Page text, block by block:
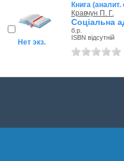
Нет экз.
Книга
Кравчун П. Г.
Соціальна
б.р.
ISBN відсутній